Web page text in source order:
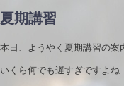
夏期講習
本日、ようやく夏期講習の案
いくら何でも遅すぎですよね…